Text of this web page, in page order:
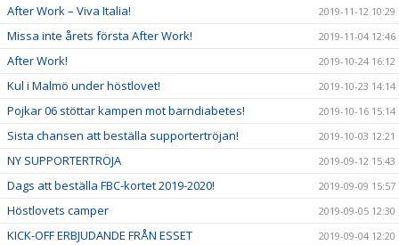
After Work – Viva Italia! 2019-11-12 10:29
Missa inte årets första After Work! 2019-11-04 12:46
After Work! 2019-10-24 16:12
Kul i Malmö under höstlovet! 2019-10-23 14:14
Pojkar 06 stöttar kampen mot barndiabetes! 2019-10-16 15:14
Sista chansen att beställa supportertröjan! 2019-10-03 12:21
NY SUPPORTERTRÖJA 2019-09-12 15:43
Dags att beställa FBC-kortet 2019-2020! 2019-09-09 15:57
Höstlovets camper 2019-09-05 12:30
KICK-OFF ERBJUDANDE FRÅN ESSET 2019-09-04 12:20